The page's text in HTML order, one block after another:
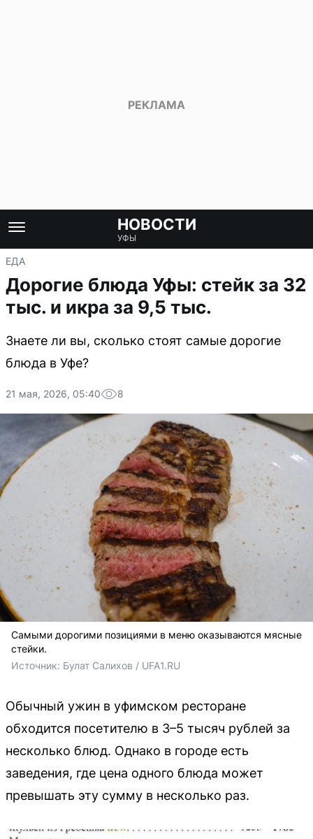
НОВОСТИ
УФЫ
ЕДА
Дорогие блюда Уфы: стейк за 32
тыс. и икра за 9,5 тыс.
Знаете ли вы, сколько стоят самые дорогие
блюда в Уфе?
21 мая, 2026, 05:40 8
Самыми дорогими позициями в меню оказываются мясные
стейки.
Источник: Булат Салихов / UFA1.RU
Обычный ужин в уфимском ресторане
обходится посетителю в 3–5 тысяч рублей за
несколько блюд. Однако в городе есть
заведения, где цена одного блюда может
превышать эту сумму в несколько раз.